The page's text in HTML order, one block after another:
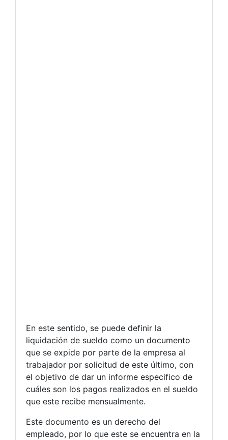
En este sentido, se puede definir la
liquidación de sueldo como un documento
que se expide por parte de la empresa al
trabajador por solicitud de este último, con
el objetivo de dar un informe especifico de
cuáles son los pagos realizados en el sueldo
que este recibe mensualmente.
Este documento es un derecho del
empleado, por lo que este se encuentra en la